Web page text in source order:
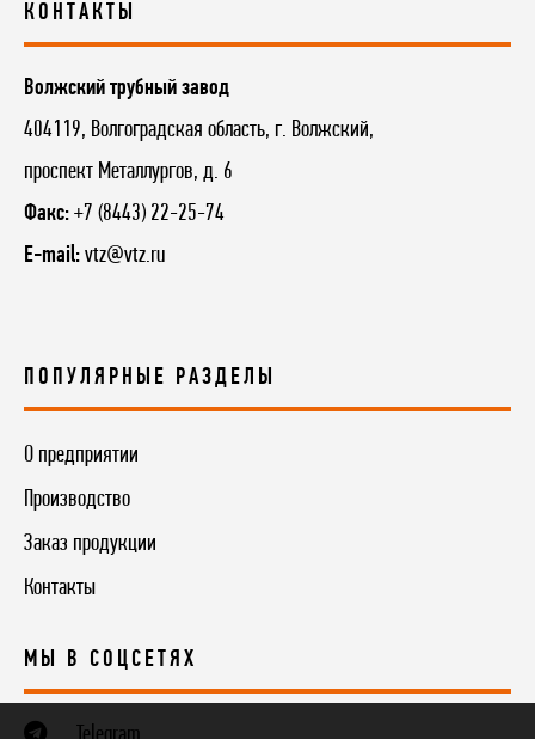
КОНТАКТЫ
Волжский трубный завод
404119, Волгоградская область, г. Волжский,
проспект Металлургов, д. 6
Факс: +7 (8443) 22-25-74
E-mail: vtz@vtz.ru
ПОПУЛЯРНЫЕ РАЗДЕЛЫ
О предприятии
Производство
Заказ продукции
Контакты
МЫ В СОЦСЕТЯХ